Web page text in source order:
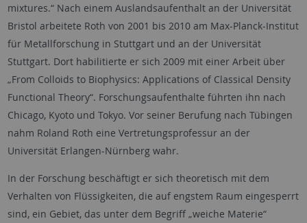
mixtures.“ Nach einem Auslandsaufenthalt an der Universität
Bristol arbeitete Roth von 2001 bis 2010 am Max-Planck-Institut
für Metallforschung in Stuttgart und an der Universität
Stuttgart. Dort habilitierte er sich 2009 mit einer Arbeit über
„From Colloids to Biophysics: Applications of Classical Density
Functional Theory“. Forschungsaufenthalte führten ihn nach
Chicago, Kyoto und Tokyo. Vor seiner Berufung nach Tübingen
nahm Roland Roth eine Vertretungsprofessur an der
Universität Erlangen-Nürnberg wahr.
In der Forschung beschäftigt er sich theoretisch mit dem
Verhalten von Flüssigkeiten, die auf engstem Raum eingesperrt
sind, ein Gebiet, das unter dem Begriff „weiche Materie“